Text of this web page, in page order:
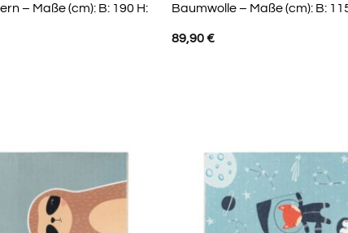
– Maße (cm): B: 190 H:
Baumwolle – Maße (cm): B:
89,90€